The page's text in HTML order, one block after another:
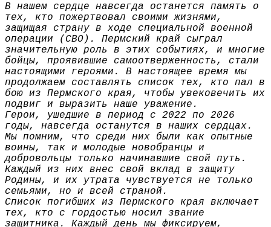
В нашем сердце навсегда останется память о
тех, кто пожертвовал своими жизнями,
защищая страну в ходе специальной военной
операции (СВО). Пермский край сыграл
значительную роль в этих событиях, и многие
бойцы, проявившие самоотверженность, стали
настоящими героями. В настоящее время мы
продолжаем составлять список тех, кто пал в
бою из Пермского края, чтобы увековечить их
подвиг и выразить наше уважение.
Герои, ушедшие в период с 2022 по 2026
годы, навсегда останутся в наших сердцах.
Мы помним, что среди них были как опытные
воины, так и молодые новобранцы и
добровольцы только начинавшие свой путь.
Каждый из них внес свой вклад в защиту
Родины, и их утрата чувствуется не только
семьями, но и всей страной.
Список погибших из Пермского края включает
тех, кто с гордостью носил звание
защитника. Каждый день мы фиксируем,